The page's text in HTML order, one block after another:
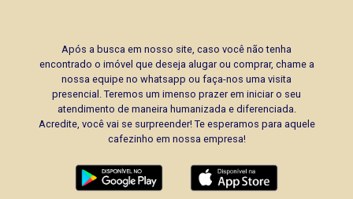
Após a busca em nosso site, caso você não tenha
encontrado o imóvel que deseja alugar ou comprar, chame a
nossa equipe no whatsapp ou faça-nos uma visita
presencial. Teremos um imenso prazer em iniciar o seu
atendimento de maneira humanizada e diferenciada.
Acredite, você vai se surpreender! Te esperamos para aquele
cafezinho em nossa empresa!